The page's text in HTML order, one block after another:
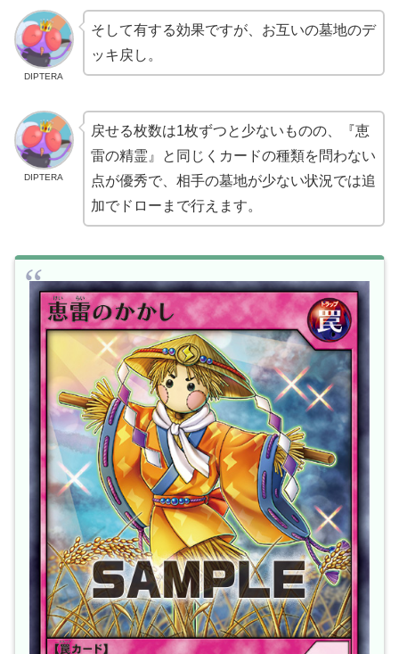
DIPTERA
そして有する効果ですが、お互いの墓地のデ
ッキ戻し。
DIPTERA
戻せる枚数は1枚ずつと少ないものの、『恵
雷の精霊』と同じくカードの種類を問わない
点が優秀で、相手の墓地が少ない状況では追
加でドローまで行えます。